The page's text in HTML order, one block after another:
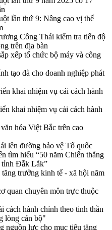
lần thứ 9: Nâng cao vị thế
Công Thái kiểm tra tiến độ
trên địa bàn
xếp tổ chức bộ máy và công
tạo đà cho doanh nghiệp phát
khai nhiệm vụ cải cách hành
khai nhiệm vụ cải cách hành
hóa Việt Bắc trên cao
lên đường bảo vệ Tổ quốc
tìm hiểu “50 năm Chiến thắng
tỉnh Đắk Lắk”
trưởng kinh tế - xã hội năm
quan chuyên môn trực thuộc
cách hành chính theo tinh thần
lòng cán bộ"
nguồn lực cho mục tiêu tăng